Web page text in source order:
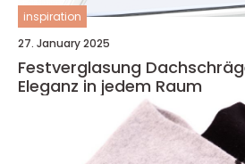
inspiration
27. January 2025
Festverglasung
Eleganz in jedem Raum